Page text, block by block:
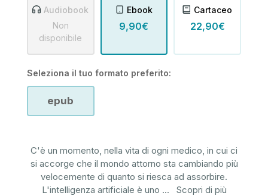
Audiobook
Non
disponibile
Ebook
9,90€
Cartaceo
22,90€
Seleziona il tuo formato preferito:
epub
C'è un momento, nella vita di ogni medico, in cui ci
si accorge che il mondo attorno sta cambiando più
velocemente di quanto si riesca ad assorbire.
L'intelligenza artificiale è uno ... Scopri di più